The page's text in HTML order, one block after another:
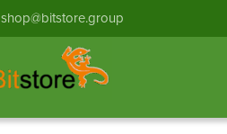
shop@bitstore.group